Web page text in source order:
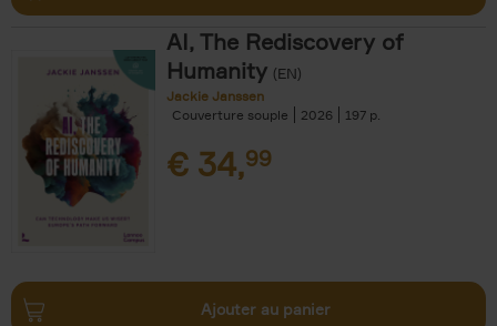
AI, The Rediscovery of
Humanity (EN)
Jackie Janssen
Couverture souple
2026 197
€ 34,99
Ajouter au panier